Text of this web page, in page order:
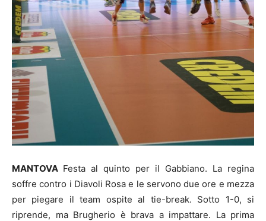
MANTOVA Festa al quinto per il Gabbiano. La regina
soffre contro i Diavoli Rosa e le servono due ore e mezza
per piegare il team ospite al tie-break. Sotto 1-0, si
riprende, ma Brugherio è brava a impattare. La prima